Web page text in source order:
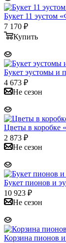
Букет 11 эустом
7 170 ₽
Купить
Букет эустомы и
4 673 ₽
Не сезон
Цветы в коробке
2 873 ₽
Не сезон
Букет пионов и
10 923 ₽
Не сезон
Корзина пионов